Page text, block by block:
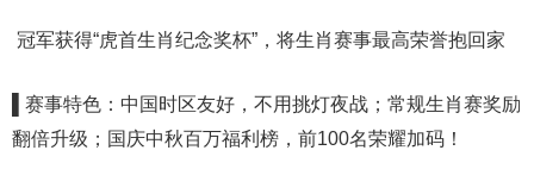
冠军获得“虎首生肖纪念奖杯”，将生肖赛事最高荣誉抱回家
▌赛事特色：中国时区友好，不用挑灯夜战；常规生肖赛奖励
翻倍升级；国庆中秋百万福利榜，前100名荣耀加码！